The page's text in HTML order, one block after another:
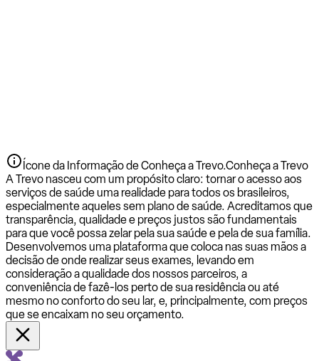
Ícone da Informação de Conheça a Trevo.Conheça a Trevo
A Trevo nasceu com um propósito claro: tornar o acesso aos
serviços de saúde uma realidade para todos os brasileiros,
especialmente aqueles sem plano de saúde. Acreditamos que
transparência, qualidade e preços justos são fundamentais
para que você possa zelar pela sua saúde e pela de sua família.
Desenvolvemos uma plataforma que coloca nas suas mãos a
decisão de onde realizar seus exames, levando em
consideração a qualidade dos nossos parceiros, a
conveniência de fazê-los perto de sua residência ou até
mesmo no conforto do seu lar, e, principalmente, com preços
que se encaixam no seu orçamento.